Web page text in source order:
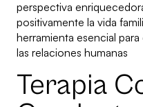
perspectiva
positivamente la vida
herramienta esencial
las relaciones humanas
Terapia